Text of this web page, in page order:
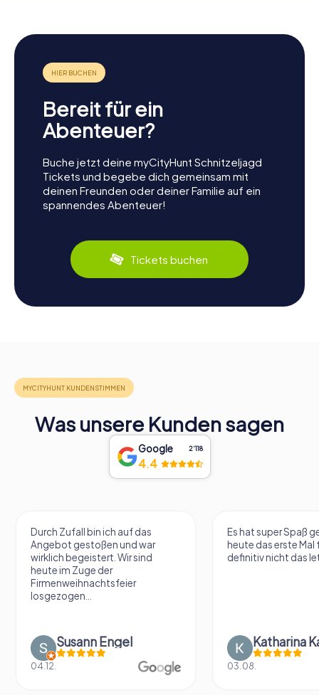
Bereit für ein
Abenteuer?
Buche jetzt deine myCityHunt Schnitzeljagd
Tickets und begebe dich gemeinsam mit
deinen Freunden oder deiner Familie auf ein
spannendes Abenteuer!
Tickets buchen
Was unsere Kunden sagen
Google 2‘118
4.4
Durch Zufall bin ich auf das
Angebot gestoßen und war
wirklich begeistert. Wir sind
heute im Zuge der
Firmenweihnachtsfeier
losgezogen...
Susann Engel
04.12.
Es hat super Spaß
heute das erste Mal
definitiv nicht das
Katharina
03.08.